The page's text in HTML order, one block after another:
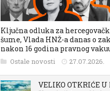
Ključna odluka za
šume, Vlada HNŽ-a danas o
nakon 16 godina pravnog
Ostale novosti 27.07.2026.
VELIKO OTKRIĆE U